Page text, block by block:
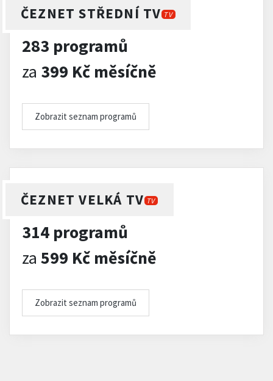
ČEZNET STŘEDNÍ TV TV
283 programů
za 399 Kč měsíčně
Zobrazit seznam programů
ČEZNET VELKÁ TV TV
314 programů
za 599 Kč měsíčně
Zobrazit seznam programů